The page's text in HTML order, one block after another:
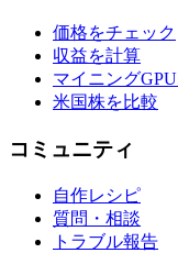
価格をチェック
収益を計算
マイニング
米国株を比較
コミュニティ
自作レシピ
質問・相談
トラブル報告